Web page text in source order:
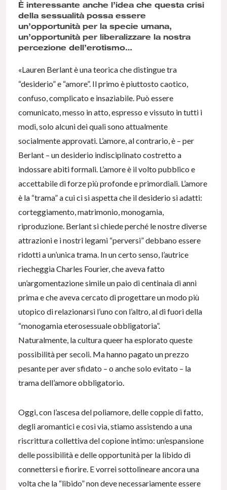
È interessante anche l’idea che questa crisi
della sessualità possa essere
un’opportunità per la specie umana,
un’opportunità per liberalizzare la nostra
percezione dell’erotismo…
«Lauren Berlant è una teorica che distingue tra
“desiderio” e “amore”. Il primo è piuttosto caotico,
confuso, complicato e insaziabile. Può essere
comunicato, messo in atto, espresso e vissuto in tutti i
modi, solo alcuni dei quali sono attualmente
socialmente approvati. L’amore, al contrario, è – per
Berlant – un desiderio indisciplinato costretto a
indossare abiti formali. L’amore è il volto pubblico e
accettabile di forze più profonde e primordiali. L’amore
è la “trama” a cui ci si aspetta che il desiderio si adatti:
corteggiamento, matrimonio, monogamia,
riproduzione. Berlant si chiede perché le nostre diverse
attrazioni e i nostri legami “perversi” debbano essere
ridotti a un’unica trama. In un certo senso, l’autrice
riecheggia Charles Fourier, che aveva fatto
un’argomentazione simile un paio di centinaia di anni
prima e che aveva cercato di progettare un modo più
utopico di relazionarsi l’uno con l’altro, al di fuori della
“monogamia eterosessuale obbligatoria”.
Naturalmente, la cultura queer ha esplorato queste
possibilità per secoli. Ma hanno pagato un prezzo
pesante per aver sfidato – o anche solo evitato – la
trama dell’amore obbligatorio.
Oggi, con l’ascesa del poliamore, delle coppie di fatto,
degli aromantici e così via, stiamo assistendo a una
riscrittura collettiva del copione intimo: un’espansione
delle possibilità e delle opportunità per la libido di
connettersi e fiorire. E vorrei sottolineare ancora una
volta che la “libido” non deve necessariamente essere